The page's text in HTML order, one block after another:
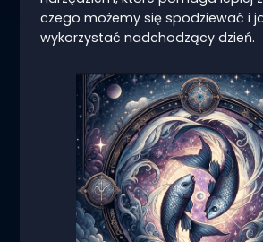
czego możemy się spodziewać i
wykorzystać nadchodzący dzień.